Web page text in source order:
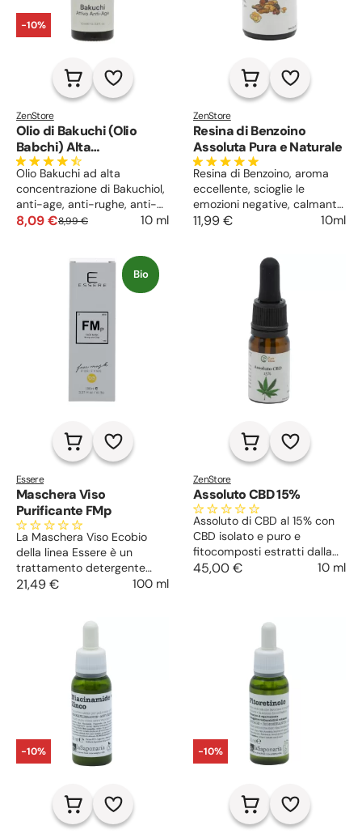
-10%
ZenStore
Olio di Bakuchi (Olio
Babchi) Alta
Concentrazione di
Bakuchiol
Olio Bakuchi ad alta
concentrazione di Bakuchiol,
anti-age, anti-rughe, anti-
macchie, pelle più soda,
previene i punti neri e i
8,09 €8,99 € 10 ml
ZenStore
Resina di Benzoino
Assoluta Pura e Naturale
Resina di Benzoino, aroma
eccellente, scioglie le
emozioni negative, calmante
e rilassante. Rinnova la pelle
astringente per pelli grasse.
11,99 € 10ml
Bio
Essere
Maschera Viso
Purificante FMp
La Maschera Viso Ecobio
della linea Essere è un
trattamento detergente
intenso per rimuovere
schiarisce le macchie.
21,49 € 100 ml
ZenStore
Assoluto CBD 15%
Assoluto di CBD al 15% con
CBD isolato e puro e
fitocomposti estratti dalla
Canapa. Effetto entourage
45,00 € 10 ml
-10% -10%